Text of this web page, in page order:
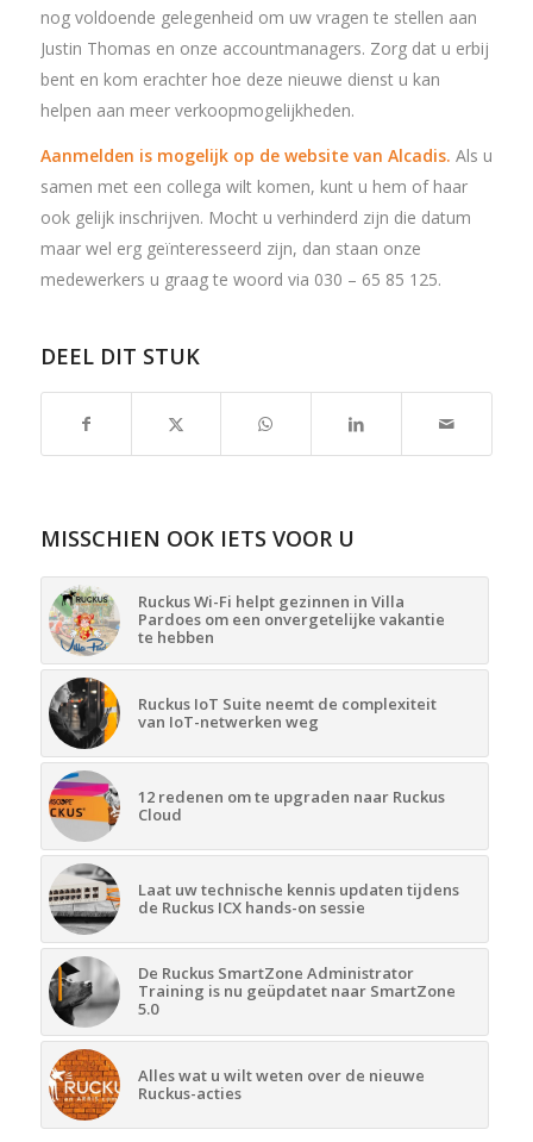
nog voldoende gelegenheid om uw vragen te stellen aan
Justin Thomas en onze accountmanagers. Zorg dat u erbij
bent en kom erachter hoe deze nieuwe dienst u kan
helpen aan meer verkoopmogelijkheden.
Aanmelden is mogelijk op de website van Alcadis. Als u
samen met een collega wilt komen, kunt u hem of haar
ook gelijk inschrijven. Mocht u verhinderd zijn die datum
maar wel erg geïnteresseerd zijn, dan staan onze
medewerkers u graag te woord via 030 – 65 85 125.
DEEL DIT STUK
MISSCHIEN OOK IETS VOOR U
Ruckus Wi-Fi helpt gezinnen in Villa
Pardoes om een onvergetelijke vakantie
te hebben
Ruckus IoT Suite neemt de complexiteit
van IoT-netwerken weg
12 redenen om te upgraden naar Ruckus
Cloud
Laat uw technische kennis updaten tijdens
de Ruckus ICX hands-on sessie
De Ruckus SmartZone Administrator
Training is nu geüpdatet naar SmartZone
5.0
Alles wat u wilt weten over de nieuwe
Ruckus-acties